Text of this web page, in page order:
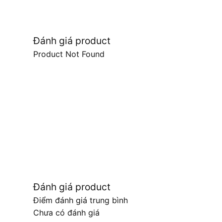
Đánh giá product
Product Not Found
Đánh giá product
Điểm đánh giá trung bình
Chưa có đánh giá